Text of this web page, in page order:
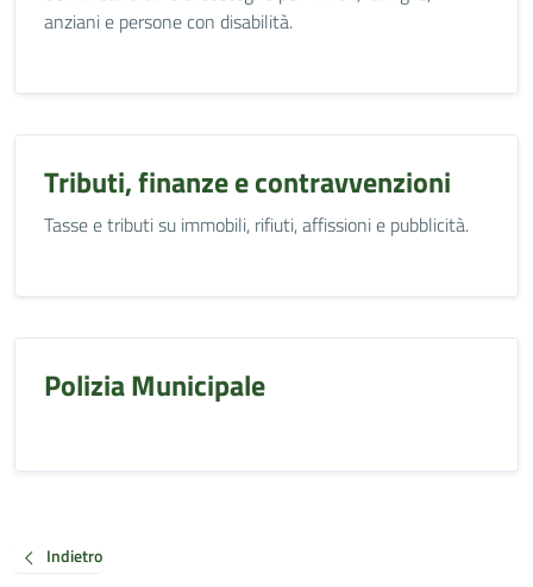
anziani e persone con disabilità.
Tributi, finanze e contravvenzioni
Tasse e tributi su immobili, rifiuti, affissioni e pubblicità.
Polizia Municipale
Indietro